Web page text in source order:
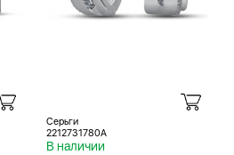
Серьги
2212731780A
В наличии